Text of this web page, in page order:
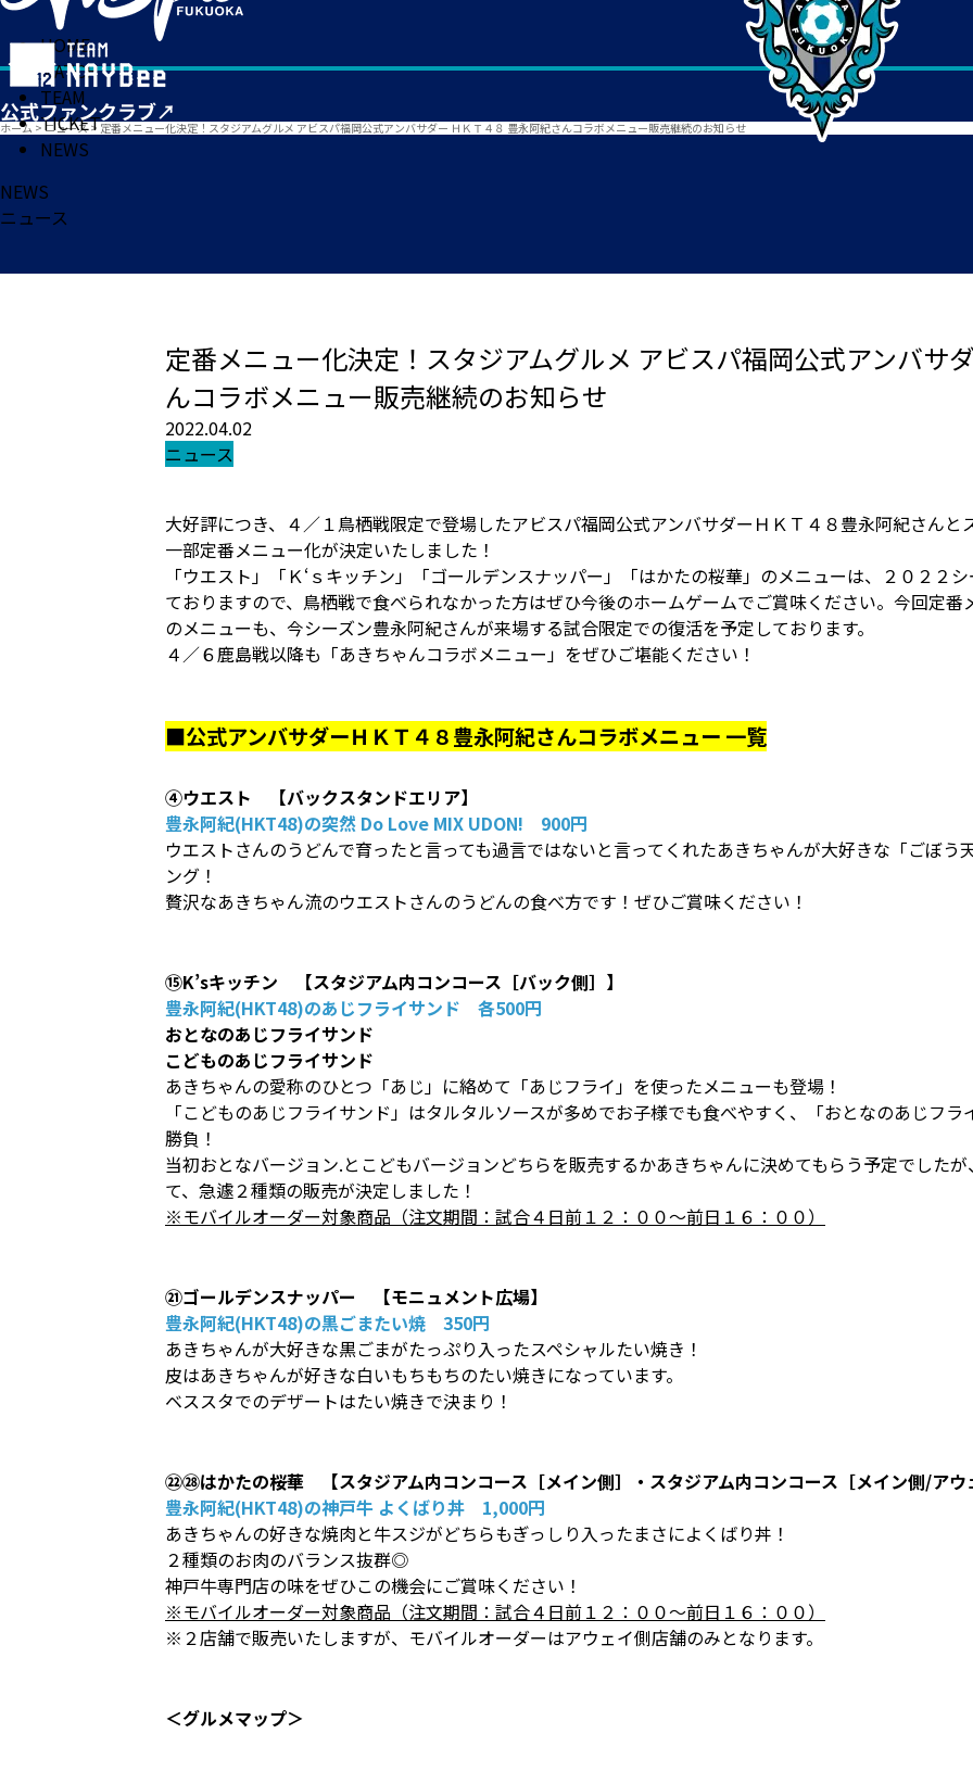
HOME
MATCH
TEAM
TICKET
NEWS
ホーム > ニュース> 定番メニュー化決定！スタジアムグルメ アビスパ福岡公式アンバサダー ＨＫＴ４８ 豊永阿紀さんコラボメニュー販売継続のお知らせ
NEWS
ニュース
定番メニュー化決定！スタジアムグルメ アビスパ福岡公式アンバサ
んコラボメニュー販売継続のお知らせ
2022.04.02
ニュース
大好評につき、４／１鳥栖戦限定で登場したアビスパ福岡公式アンバサダーＨＫＴ４８豊永阿紀さん
一部定番メニュー化が決定いたしました！
「ウエスト」「Ｋ‘ｓキッチン」「ゴールデンスナッパー」「はかたの桜華」のメニューは、２０２２
ておりますので、鳥栖戦で食べられなかった方はぜひ今後のホームゲームでご賞味ください。今回定番
のメニューも、今シーズン豊永阿紀さんが来場する試合限定での復活を予定しております。
４／６鹿島戦以降も「あきちゃんコラボメニュー」をぜひご堪能ください！
■公式アンバサダーＨＫＴ４８豊永阿紀さんコラボメニュー 一覧
④ウエスト 【バックスタンドエリア】
豊永阿紀(HKT48)の突然 Do Love MIX UDON! 900円
ウエストさんのうどんで育ったと言っても過言ではないと言ってくれたあきちゃんが大好きな「ごぼ
ング！
贅沢なあきちゃん流のウエストさんのうどんの食べ方です！ぜひご賞味ください！
⑮K’sキッチン 【スタジアム内コンコース［バック側］】
豊永阿紀(HKT48)のあじフライサンド 各500円
おとなのあじフライサンド
こどものあじフライサンド
あきちゃんの愛称のひとつ「あじ」に絡めて「あじフライ」を使ったメニューも登場！
「こどものあじフライサンド」はタルタルソースが多めでお子様でも食べやすく、「おとなのあじフ
勝負！
当初おとなバージョン.とこどもバージョンどちらを販売するかあきちゃんに決めてもらう予定でした
て、急遽２種類の販売が決定しました！
※モバイルオーダー対象商品（注文期間：試合４日前１２：００～前日１６：００）
㉑ゴールデンスナッパー 【モニュメント広場】
豊永阿紀(HKT48)の黒ごまたい焼 350円
あきちゃんが大好きな黒ごまがたっぷり入ったスペシャルたい焼き！
皮はあきちゃんが好きな白いもちもちのたい焼きになっています。
ベススタでのデザートはたい焼きで決まり！
㉒㉘はかたの桜華 【スタジアム内コンコース［メイン側］・スタジアム内コンコース［メイン側/アウ
豊永阿紀(HKT48)の神戸牛 よくばり丼 1,000円
あきちゃんの好きな焼肉と牛スジがどちらもぎっしり入ったまさによくばり丼！
２種類のお肉のバランス抜群◎
神戸牛専門店の味をぜひこの機会にご賞味ください！
※モバイルオーダー対象商品（注文期間：試合４日前１２：００～前日１６：００）
※２店舗で販売いたしますが、モバイルオーダーはアウェイ側店舗のみとなります。
＜グルメマップ＞